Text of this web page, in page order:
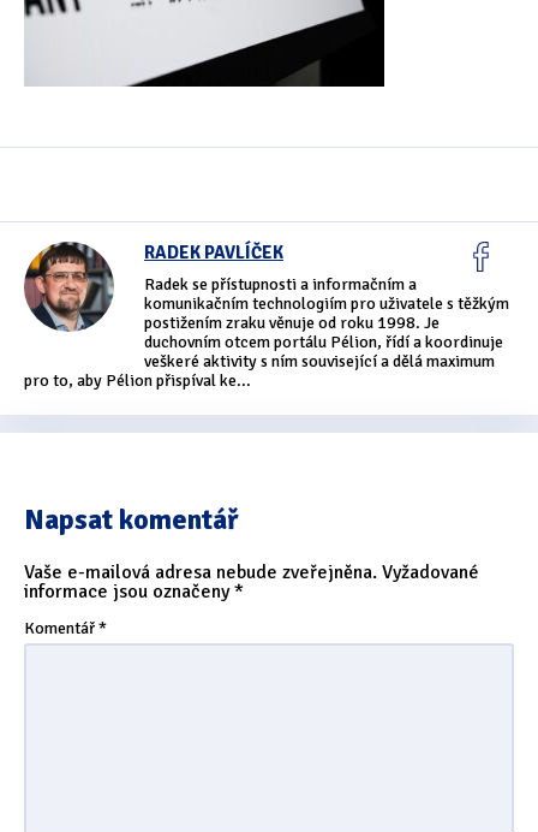
Hledání
(57)
Pracuji sluchem(564)
Pracuji zrakem(456)
Pracuji zrakem a sluchem(515)
Software(503)
Běžný software(284)
Tipy & triky (17)
RADEK PAVLÍČEK
Radek se přístupnosti a informačním a
komunikačním technologiím pro uživatele s těžkým
postižením zraku věnuje od roku 1998. Je
duchovním otcem portálu Pélion, řídí a koordinuje
veškeré aktivity s ním související a dělá maximum
pro to, aby Pélion přispíval ke...
Napsat komentář
Vaše e-mailová adresa nebude zveřejněna. Vyžadované
informace jsou označeny*
Komentář*